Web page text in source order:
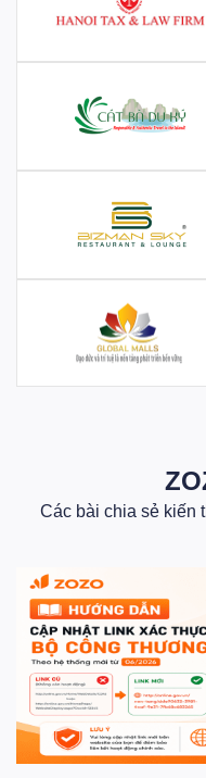
Các bài chia sẻ kiến